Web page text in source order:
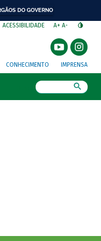
DO GOVERNO
ACESSIBILIDADE A+ A-
CONHECIMENTO IMPRENSA